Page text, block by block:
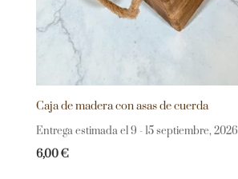
Caja de madera con asas de cuerda
Entrega estimada el 9 - 15 septiembre, 2026
6,00€